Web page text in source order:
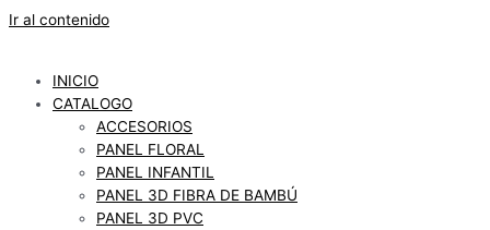
Ir al contenido
INICIO
CATALOGO
ACCESORIOS
PANEL FLORAL
PANEL INFANTIL
PANEL 3D FIBRA DE BAMBÚ
PANEL 3D PVC